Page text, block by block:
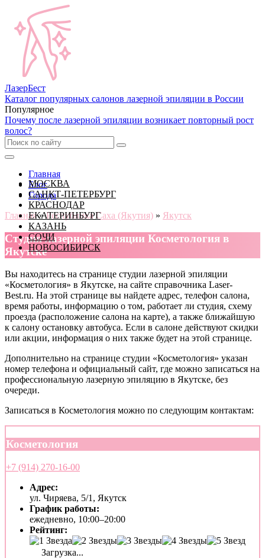
ЛазерБест
Каталог популярных салонов лазерной эпиляции в России
Популярное
Почему после лазерной эпиляции возникает повторный рост
волос?
МОСКВА
САНКТ-ПЕТЕРБУРГ
КРАСНОДАР
ЕКАТЕРИНБУРГ
КАЗАНЬ
СОЧИ
НОВОСИБИРСК
Главная
Блог
Города
Главная » Республика Саха (Якутия) » Якутск
Cтудия лазерной эпиляции Косметология в
Якутске
Вы находитесь на странице студии лазерной эпиляции
«Косметология» в Якутске, на сайте справочника Laser-
Best.ru. На этой странице вы найдете адрес, телефон салона,
время работы, информацию о том, работает ли студия, схему
проезда (расположение салона на карте), а также ближайшую
к салону остановку автобуса. Если в салоне действуют скидки
или акции, информация о них также будет на этой странице.
Дополнительно на странице студии «Косметология» указан
номер телефона и официальный сайт, где можно записаться на
профессиональную лазерную эпиляцию в Якутске, без
очереди.
Записаться в Косметология можно по следующим контактам:
Косметология
+7 (914) 270-16-00
Адрес:
ул. Чиряева, 5/1, Якутск
График работы:
ежедневно, 10:00–20:00
Рейтинг:
Загрузка...